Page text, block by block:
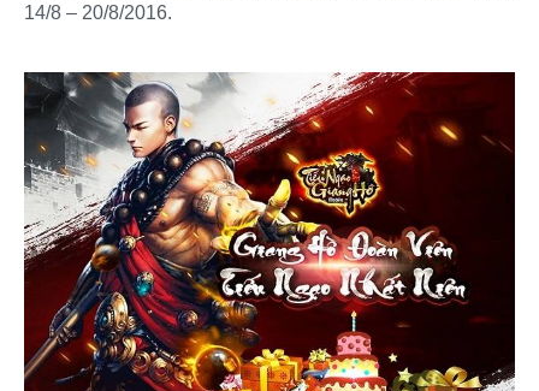
14/8 – 20/8/2016.